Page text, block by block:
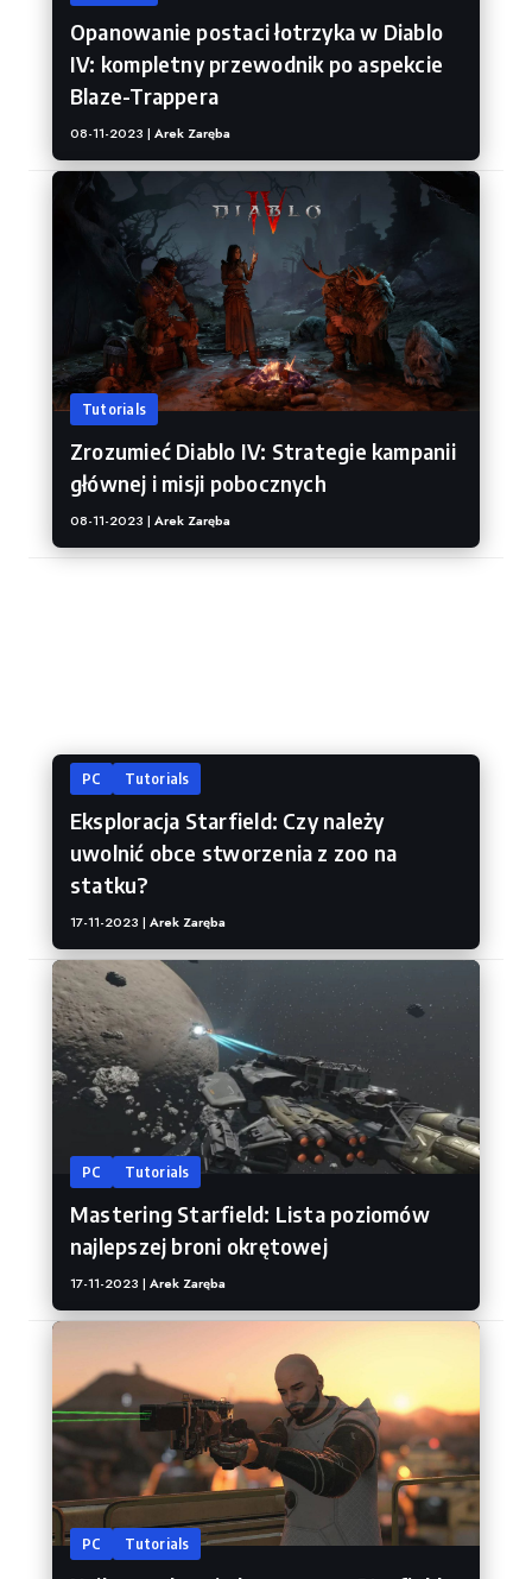
Opanowanie postaci łotrzyka w Diablo
IV: kompletny przewodnik po aspekcie
Blaze-Trappera
08-11-2023 | Arek Zaręba
Tutorials
Zrozumieć Diablo IV: Strategie kampanii
głównej i misji pobocznych
08-11-2023 | Arek Zaręba
PC Tutorials
Eksploracja Starfield: Czy należy
uwolnić obce stworzenia z zoo na
statku?
17-11-2023 | Arek Zaręba
PC Tutorials
Mastering Starfield: Lista poziomów
najlepszej broni okrętowej
17-11-2023 | Arek Zaręba
PC Tutorials